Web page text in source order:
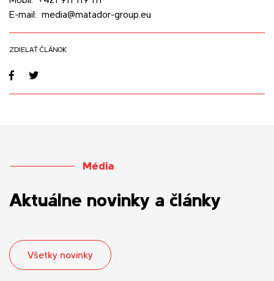
E-mail: media@matador-group.eu
ZDIELAŤ ČLÁNOK
Média
Aktuálne novinky a články
Všetky novinky